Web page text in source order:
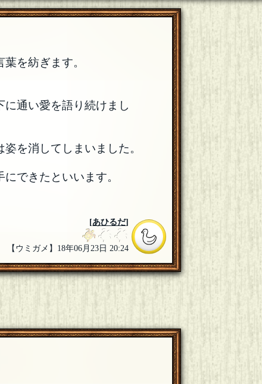
を紡ぎます。
通い愛を語り続けまし
を消してしまいました。
できたといいます。
[あひるだ]
【ウミガメ】18年06月23日 20:24